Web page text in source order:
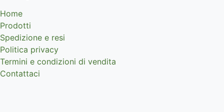
Home
Prodotti
Spedizione e resi
Politica privacy
Termini e condizioni di vendita
Contattaci